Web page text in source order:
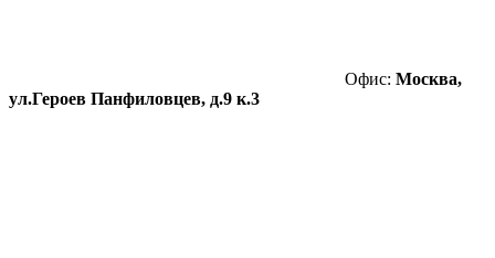
Офис: Москва,
ул.Героев Панфиловцев, д.9 к.3